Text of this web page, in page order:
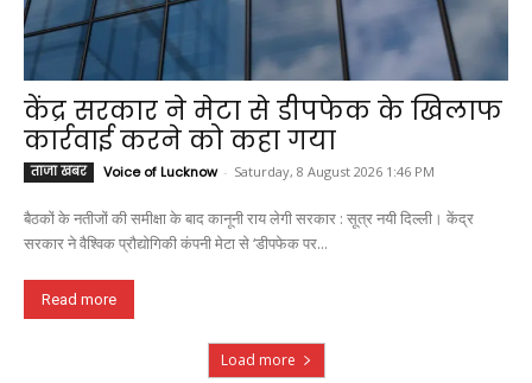
केंद्र सरकार ने मेटा से डीपफेक के खिलाफ
कार्रवाई करने को कहा गया
ताजा खबर Voice of Lucknow - Saturday, 8 August 2026 1:46 PM
बैठकों के नतीजों की समीक्षा के बाद कानूनी राय लेगी सरकार : सूत्र नयी दिल्ली। केंद्र
सरकार ने वैश्विक प्रौद्योगिकी कंपनी मेटा से ‘डीपफेक पर...
Read more
Load more